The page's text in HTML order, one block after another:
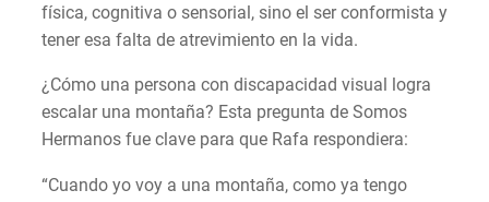
física, cognitiva o sensorial, sino el ser conformista y
tener esa falta de atrevimiento en la vida.
¿Cómo una persona con discapacidad visual logra
escalar una montaña? Esta pregunta de Somos
Hermanos fue clave para que Rafa respondiera:
“Cuando yo voy a una montaña, como ya tengo